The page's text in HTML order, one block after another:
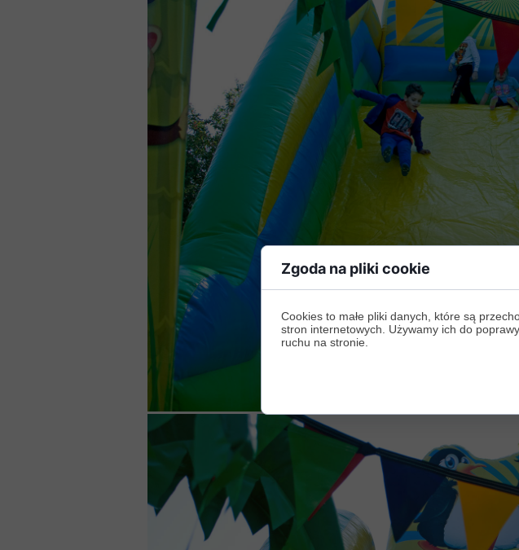
Zgoda na pliki cookie
Cookies to małe pliki danych, które są
stron internetowych. Używamy ich do
ruchu na stronie.